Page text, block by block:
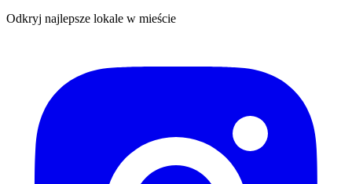
Odkryj najlepsze lokale w mieście